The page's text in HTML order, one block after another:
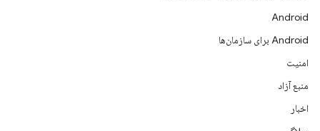
Android
Android برای سازمان‌ها
امنیت
منبع آزاد
اخبار